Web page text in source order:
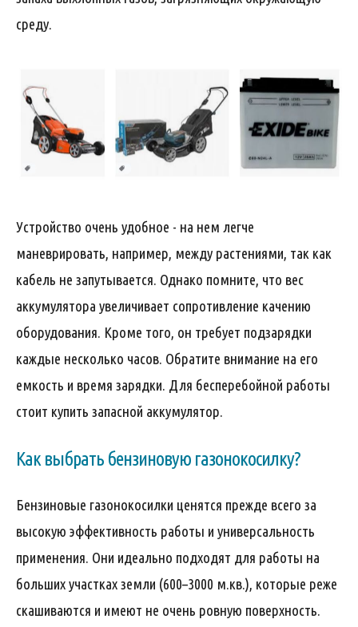
среду.
Устройство очень удобное - на нем легче
маневрировать, например, между растениями, так как
кабель не запутывается. Однако помните, что вес
аккумулятора увеличивает сопротивление качению
оборудования. Кроме того, он требует подзарядки
каждые несколько часов. Обратите внимание на его
емкость и время зарядки. Для бесперебойной работы
стоит купить запасной аккумулятор.
Как выбрать бензиновую газонокосилку?
Бензиновые газонокосилки ценятся прежде всего за
высокую эффективность работы и универсальность
применения. Они идеально подходят для работы на
больших участках земли (600–3000 м.кв.), которые реже
скашиваются и имеют не очень ровную поверхность.